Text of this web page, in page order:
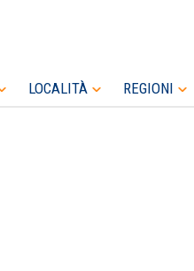
LOCALITÀ REGIONI